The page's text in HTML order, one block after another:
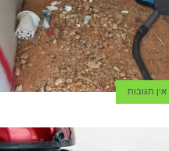
אין תגובות